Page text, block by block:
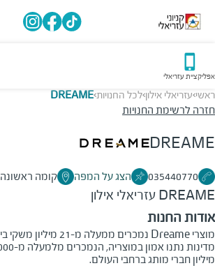
אפליקציית עזריאלי
ראשי>עזריאלי אילון>לכל החנויות>
DREAME
חזרה לרשימת החנויות
DREAME
035440770 הצג על המפה קומה ראשונה
DREAME עזריאלי אילון
אודות החנות
מיליון חברי מותג ברחבי העולם.